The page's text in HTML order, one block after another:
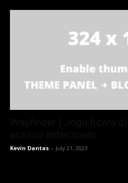
Kevin Dantas - July 21, 2023